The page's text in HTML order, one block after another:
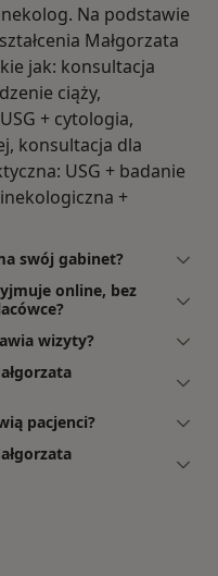
Na podstawie
Małgorzata
jak: konsultacja
ciąży,
+ cytologia,
konsultacja dla
USG + badanie
+
swój gabinet?
online, bez
wizyty?
pacjenci?